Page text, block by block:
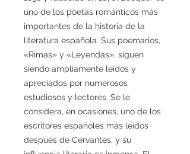
uno de los poetas románticos más
importantes de la historia de la
literatura española. Sus poemarios,
«Rimas» y «Leyendas», siguen
siendo ampliamente leídos y
apreciados por numerosos
estudiosos y lectores. Se le
considera, en ocasiones, uno de los
escritores españoles más leídos
después de Cervantes, y su